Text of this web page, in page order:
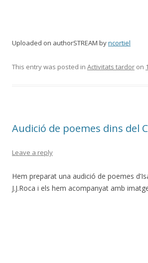
Uploaded on authorSTREAM byncortiel
This entry was posted in Activitats tardor on
Audició de poemes dins del
Leave a reply
Hem preparat una audició de poemes
J.J.Roca i els hem acompanyat amb